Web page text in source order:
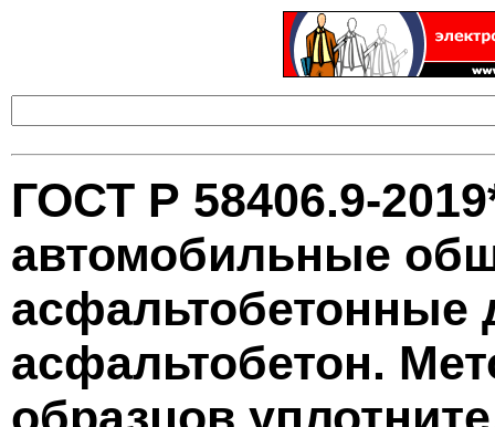
ГОСТ Р 58406.9-
автомобильные
асфальтобетонные
асфальтобетон.